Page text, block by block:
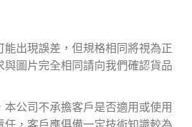
能出現誤差，但規格相同將視為正
與圖片完全相同請向我們確認貨品
本公司不承擔客戶是否適用或使用
任，客戶應俱備一定技術知識較為